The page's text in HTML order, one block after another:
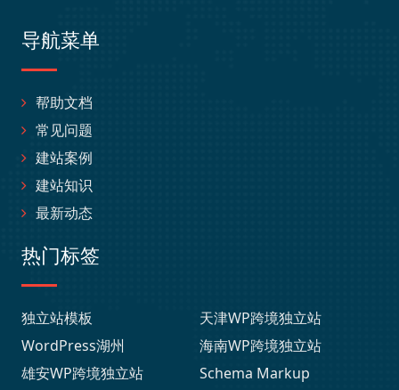
导航菜单
帮助文档
常见问题
建站案例
建站知识
最新动态
热门标签
独立站模板
天津WP跨境独立站
WordPress湖州
海南WP跨境独立站
雄安WP跨境独立站
Schema Markup